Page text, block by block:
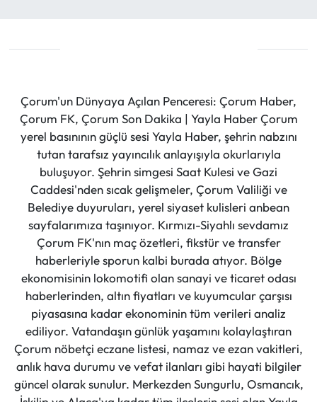
Çorum'un Dünyaya Açılan Penceresi: Çorum Haber,
Çorum FK, Çorum Son Dakika | Yayla Haber Çorum
yerel basınının güçlü sesi Yayla Haber, şehrin nabzını
tutan tarafsız yayıncılık anlayışıyla okurlarıyla
buluşuyor. Şehrin simgesi Saat Kulesi ve Gazi
Caddesi'nden sıcak gelişmeler, Çorum Valiliği ve
Belediye duyuruları, yerel siyaset kulisleri anbean
sayfalarımıza taşınıyor. Kırmızı-Siyahlı sevdamız
Çorum FK'nın maç özetleri, fikstür ve transfer
haberleriyle sporun kalbi burada atıyor. Bölge
ekonomisinin lokomotifi olan sanayi ve ticaret odası
haberlerinden, altın fiyatları ve kuyumcular çarşısı
piyasasına kadar ekonominin tüm verileri analiz
ediliyor. Vatandaşın günlük yaşamını kolaylaştıran
Çorum nöbetçi eczane listesi, namaz ve ezan vakitleri,
anlık hava durumu ve vefat ilanları gibi hayati bilgiler
güncel olarak sunulur. Merkezden Sungurlu, Osmancık,